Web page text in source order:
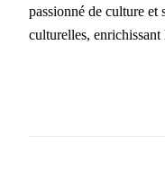
passionné de culture et
culturelles,